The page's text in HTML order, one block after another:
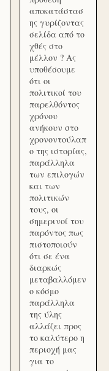
αποκατάστασ
ης γυρίζοντας
σελίδα από το
χθές στο
μέλλον ? Ας
υποθέσουμε
ότι οι
πολιτικοί του
παρελθόντος
χρόνου
ανήκουν στο
χρονοντούλαπ
ο της ιστορίας,
παράλληλα
των επιλογών
και των
πολιτικών
τους, οι
σημερινοί του
παρόντος πως
πιστοποιούν
ότι σε ένα
διαρκώς
μεταβαλλόμεν
ο κόσμο
παράλληλα
της ύλης
αλλάζει προς
το καλύτερο η
περιοχή μας
για το